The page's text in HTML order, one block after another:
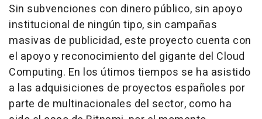
Sin subvenciones con dinero público, sin apoyo
institucional de ningún tipo, sin campañas
masivas de publicidad, este proyecto cuenta con
el apoyo y reconocimiento del gigante del Cloud
Computing. En los útimos tiempos se ha asistido
a las adquisiciones de proyectos españoles por
parte de multinacionales del sector, como ha